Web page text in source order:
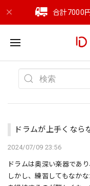
合計7000
ドラムが上手くなら
2024/07/09 23:56
ドラムは奥深い楽器であ
しかし、練習してもなか